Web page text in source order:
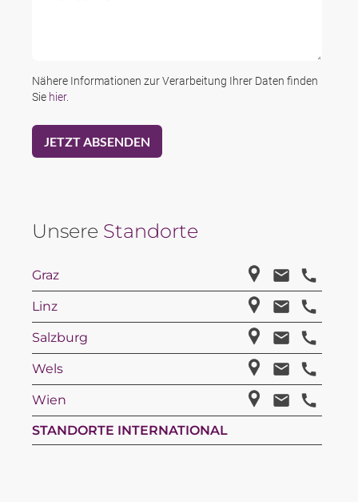
Nähere Informationen zur Verarbeitung Ihrer Daten finden
Sie hier.
Unsere Standorte
Graz
Linz
Salzburg
Wels
Wien
STANDORTE INTERNATIONAL